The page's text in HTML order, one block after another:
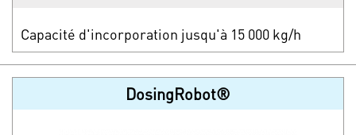
Capacité d'incorporation jusqu'à 15 000 kg/h
DosingRobot®